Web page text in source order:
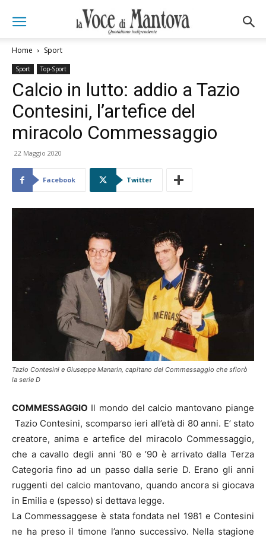
Home Sport
Sport Top-Sport
Calcio in lutto: addio a Tazio
Contesini, l’artefice del
miracolo Commessaggio
22 Maggio 2020
Facebook Twitter
Tazio Contesini e Giuseppe Manarin, capitano del Commessaggio che sfiorò
la serie D
COMMESSAGGIO Il mondo del calcio mantovano piange
Tazio Contesini, scomparso ieri all’età di 80 anni. E’ stato
creatore, anima e artefice del miracolo Commessaggio,
che a cavallo degli anni ‘80 e ’90 è arrivato dalla Terza
Categoria fino ad un passo dalla serie D. Erano gli anni
ruggenti del calcio mantovano, quando ancora si giocava
in Emilia e (spesso) si dettava legge.
La Commessaggese è stata fondata nel 1981 e Contesini
ne ha preso il timone l’anno successivo. Nella stagione